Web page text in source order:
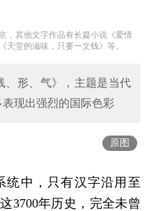
，其他文字作品有长篇小说《爱情
天堂的滋味，只要一文钱》等。
、形、气》，主题是当代
现出强烈的国际色彩
原图
中，只有汉字沿用至
3700年历史，完全未曾